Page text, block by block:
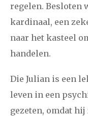
2014 augustus
december
2013
januari
augustus
december
regelen. Besloten
kardinaal, een
naar het kasteel
handelen.
Die Julian is een
leven in een
gezeten, omdat